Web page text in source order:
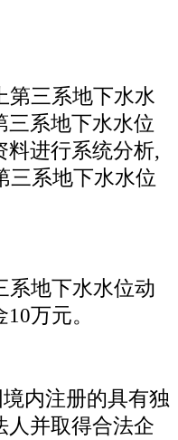
第三系地下水水
三系地下水水位
料进行系统分析,
三系地下水水位
系地下水水位动
10万元。
内注册的具有独
人并取得合法企